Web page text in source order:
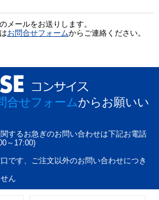
メールをお送りします。
お問合せフォームからご連絡ください。
合せフォームからお願いい
するお急ぎのお問い合わせは下記お電話
～17:00)
です、ご注文以外のお問い合わせにつき
ん